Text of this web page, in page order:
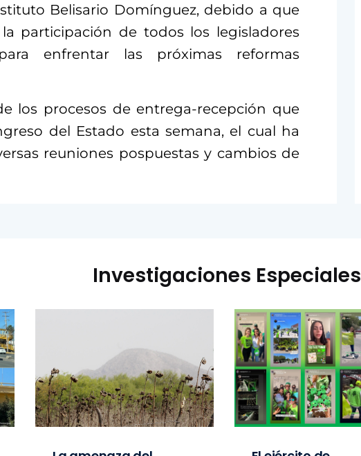
Belisario Domínguez, debido a que
participación de todos los legisladores
enfrentar las próximas reformas
los procesos de entrega-recepción que
del Estado esta semana, el cual ha
reuniones pospuestas y cambios de
Investigaciones Especiales